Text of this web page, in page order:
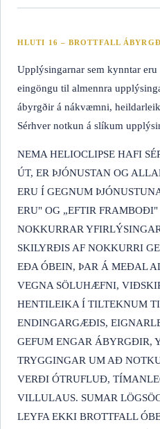
HLUTI 16 – BROTTFALL
Upplýsingarnar sem kynntar
eingöngu til almennra
ábyrgðir á nákvæmni,
Sérhver notkun á slíkum
NEMA HELIOCLIPSE HAFI
ÚT, ER ÞJÓNUSTAN OG
ERU Í GEGNUM
ERU" OG „EFTIR
NOKKURRAR
SKILYRÐIS AF NOKKURRI
EÐA ÓBEIN, ÞAR Á MEÐAL
VEGNA SÖLUHÆFNI,
HENTILEIKA Í TILTEKNUM
ENDINGARGÆÐIS,
GEFUM ENGAR ÁBYRGÐIR,
TRYGGINGAR UM AÐ
VERÐI ÓTRUFLUÐ,
VILLULAUS. SUMAR
LEYFA EKKI BROTTFALL